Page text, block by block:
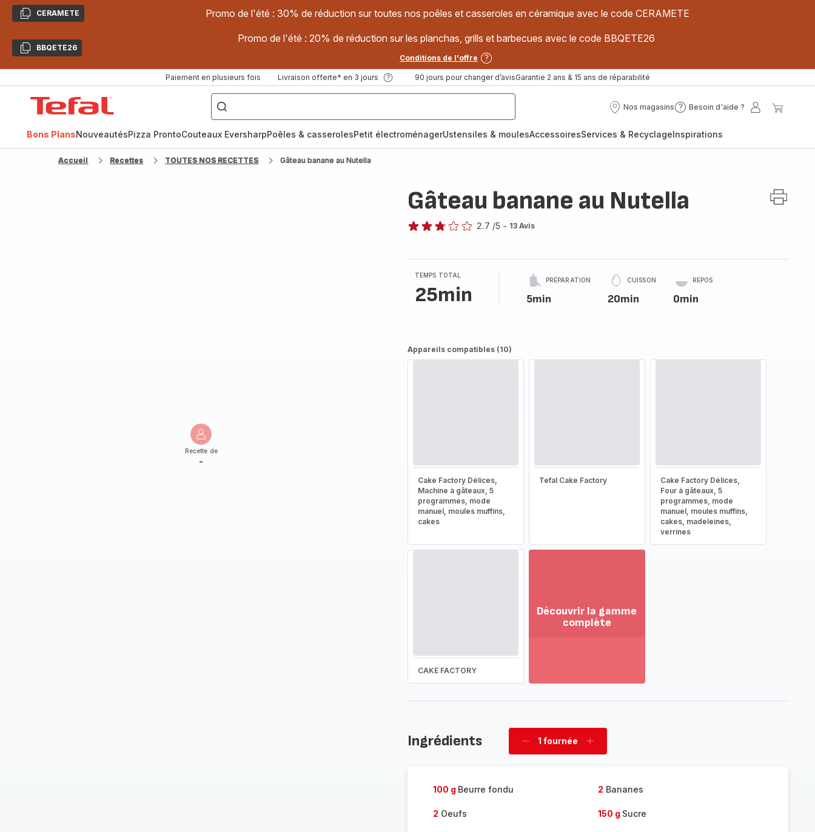
CopierCERAMETE Promo de l'été : 30% de réduction sur toutes nos poêles et casseroles en céramique avec le code CERAMETE
CopierBBQETE26
Promo de l'été : 20% de réduction sur les planchas, grills et barbecues avec le code BBQETE26
Conditions de l'offre
Paiement en plusieurs fois Livraison offerte* en 3 jours 90 jours pour changer d’avisGarantie 2 ans & 15 ans de réparabilité
["Poêles
inox,
Cake
Factory,
Nos magasins
Nos
Besoin d'aide ?
Besoin
?
Mon
Bons PlansNouveautésPizza ProntoCouteaux EversharpPoêles & casserolesPetit électroménagerUstensiles & moulesAccessoiresServices & RecyclageInspirations
Accueil Recettes TOUTES NOS RECETTES Gâteau banane au Nutella
Recette de
-
Gâteau banane au Nutella
2.7 /5 - 13 Avis
TEMPS TOTAL
25min
PRÉPARATION
5min
CUISSON
20min
REPOS
0min
Appareils compatibles (10)
Cake Factory Délices,
Machine à gâteaux, 5
programmes, mode
manuel, moules muffins,
cakes
Tefal Cake Factory
Cake Factory Délices,
Four à gâteaux, 5
programmes, mode
manuel, moules muffins,
cakes, madeleines,
verrines
CAKE FACTORY
Découvrir la gamme
complète
la
Ingrédients
Supprimer
1 fournée
Ajouter
100 g Beurre fondu 2 Bananes
2 Oeufs 150 g Sucre